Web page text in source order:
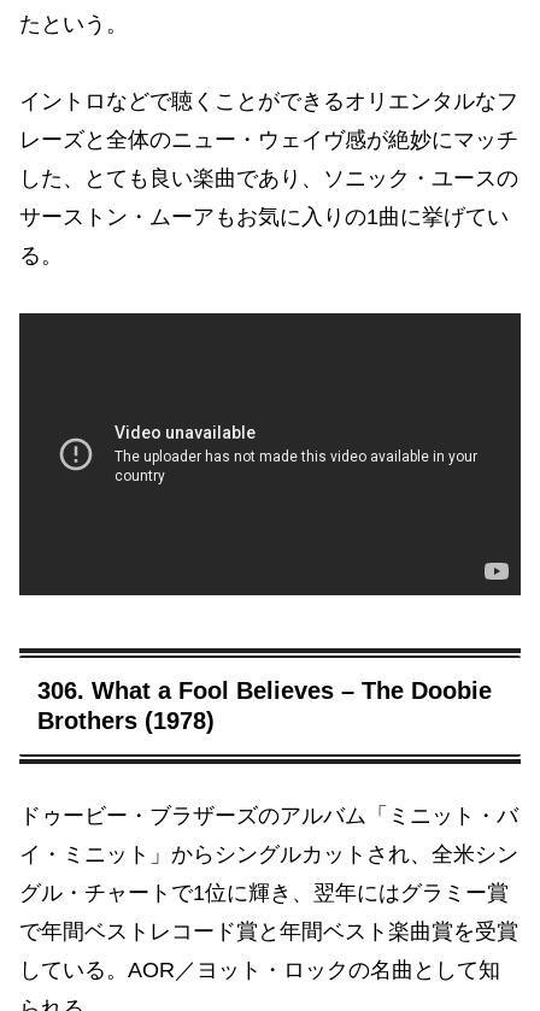
たという。
イントロなどで聴くことができるオリエンタルなフ
レーズと全体のニュー・ウェイヴ感が絶妙にマッチ
した、とても良い楽曲であり、ソニック・ユースの
サーストン・ムーアもお気に入りの1曲に挙げてい
る。
306. What a Fool Believes – The Doobie
Brothers (1978)
ドゥービー・ブラザーズのアルバム「ミニット・バ
イ・ミニット」からシングルカットされ、全米シン
グル・チャートで1位に輝き、翌年にはグラミー賞
で年間ベストレコード賞と年間ベスト楽曲賞を受賞
している。AOR／ヨット・ロックの名曲として知